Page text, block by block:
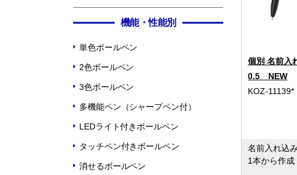
機能・性能別
単色ボールペン
2色ボールペン
3色ボールペン
多機能ペン（シャープペン付）
LEDライト付きボールペン
タッチペン付きボールペン
消せるボールペン
個別 名前入
0.5 NEW
KOZ-11139*
名前入れ込み
1本から作成